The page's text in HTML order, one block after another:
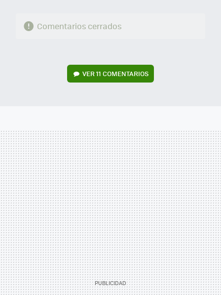
Comentarios cerrados
VER11 COMENTARIOS